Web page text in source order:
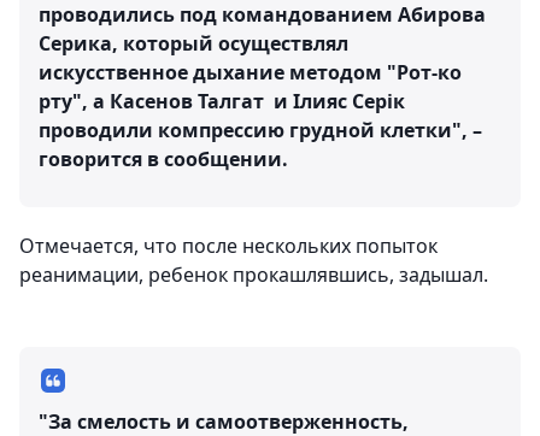
проводились под командованием Абирова
Серика, который осуществлял
искусственное дыхание методом "Рот-ко
рту", а Касенов Талгат и Ілияс Серік
проводили компрессию грудной клетки", –
говорится в сообщении.
Отмечается, что после нескольких попыток
реанимации, ребенок прокашлявшись, задышал.
"За смелость и самоотверженность,